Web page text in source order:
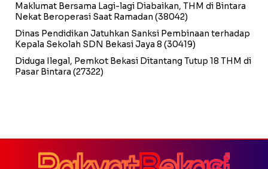
Maklumat Bersama Lagi-lagi Diabaikan, THM di Bintara
Nekat Beroperasi Saat Ramadan (38042)
Dinas Pendidikan Jatuhkan Sanksi Pembinaan terhadap
Kepala Sekolah SDN Bekasi Jaya 8 (30419)
Diduga Ilegal, Pemkot Bekasi Ditantang Tutup 18 THM di
Pasar Bintara (27322)